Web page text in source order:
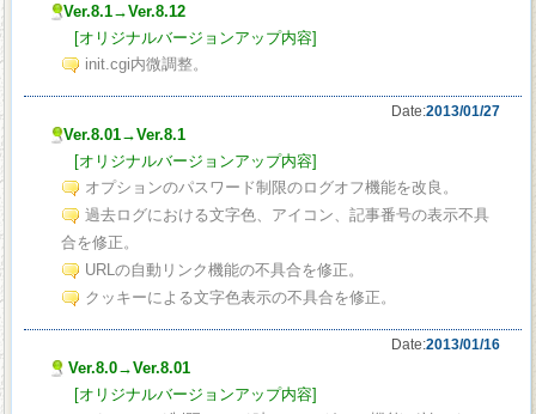
Ver.8.1→Ver.8.12
[オリジナルバージョンアップ内容]
init.cgi内微調整。
Date:2013/01/27
Ver.8.01→Ver.8.1
[オリジナルバージョンアップ内容]
オプションのパスワード制限のログオフ機能を改良。
過去ログにおける文字色、アイコン、記事番号の表示不具
合を修正。
URLの自動リンク機能の不具合を修正。
クッキーによる文字色表示の不具合を修正。
Date:2013/01/16
Ver.8.0→Ver.8.01
[オリジナルバージョンアップ内容]